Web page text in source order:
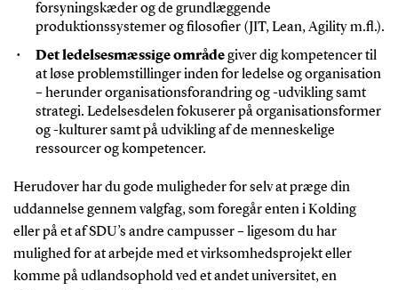
forsyningskæder og de grundlæggende
produktionssystemer og filosofier (JIT, Lean, Agility m.fl.).
Det ledelsesmæssige områdegiver dig kompetencer til
at løse problemstillinger inden for ledelse og organisation
– herunder organisationsforandring og -udvikling samt
strategi. Ledelsesdelen fokuserer på organisationsformer
og -kulturer samt på udvikling af de menneskelige
ressourcer og kompetencer.
Herudover har du gode muligheder for selv at præge din
uddannelse gennem valgfag, som foregår enten i Kolding
eller på et af SDU’s andre campusser – ligesom du har
mulighed for at arbejde med et virksomhedsprojekt eller
komme på udlandsophold ved et andet universitet, en